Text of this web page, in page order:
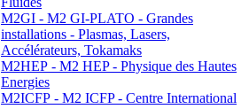
M2GI - M2 GI-PLATO - Grandes
installations - Plasmas, Lasers,
Accélérateurs, Tokamaks
M2HEP - M2 HEP - Physique des Hautes
Energies
M2ICFP - M2 ICFP - Centre International